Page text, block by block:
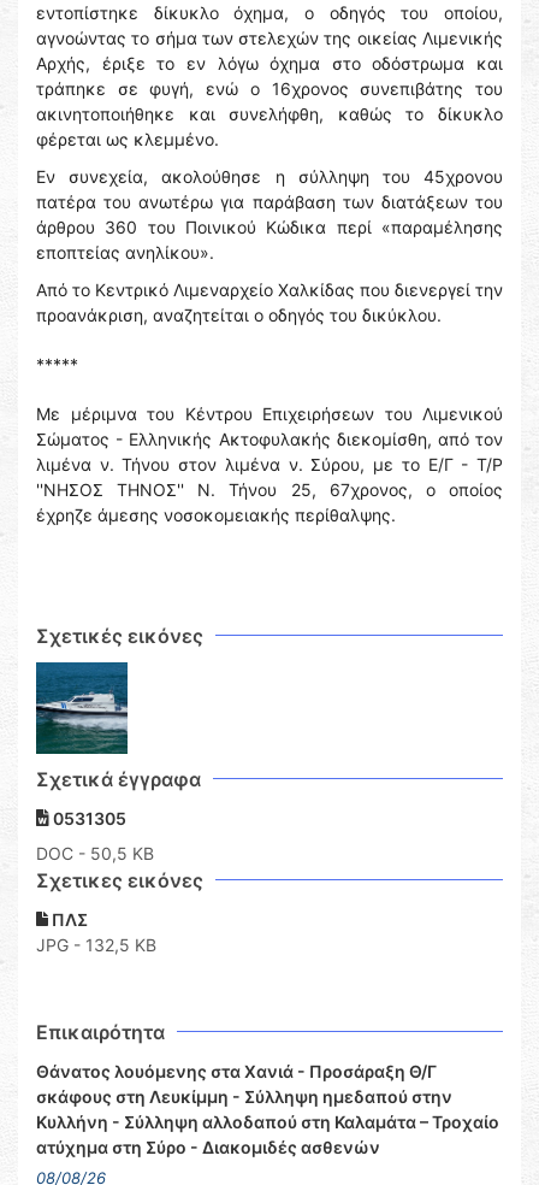
εντοπίστηκε δίκυκλο όχημα, ο οδηγός του οποίου,
αγνοώντας το σήμα των στελεχών της οικείας Λιμενικής
Αρχής, έριξε το εν λόγω όχημα στο οδόστρωμα και
τράπηκε σε φυγή, ενώ ο 16χρονος συνεπιβάτης του
ακινητοποιήθηκε και συνελήφθη, καθώς το δίκυκλο
φέρεται ως κλεμμένο.
Εν συνεχεία, ακολούθησε η σύλληψη του 45χρονου
πατέρα του ανωτέρω για παράβαση των διατάξεων του
άρθρου 360 του Ποινικού Κώδικα περί «παραμέλησης
εποπτείας ανηλίκου».
Από το Κεντρικό Λιμεναρχείο Χαλκίδας που διενεργεί την
προανάκριση, αναζητείται ο οδηγός του δικύκλου.
*****
Με μέριμνα του Κέντρου Επιχειρήσεων του Λιμενικού
Σώματος - Ελληνικής Ακτοφυλακής διεκομίσθη, από τον
λιμένα ν. Τήνου στον λιμένα ν. Σύρου, με το Ε/Γ - Τ/Ρ
''ΝΗΣΟΣ ΤΗΝΟΣ'' Ν. Τήνου 25, 67χρονος, ο οποίος
έχρηζε άμεσης νοσοκομειακής περίθαλψης.
Σχετικές εικόνες
Σχετικά έγγραφα
0531305
DOC - 50,5 KB
Σχετικες εικόνες
ΠΛΣ
JPG - 132,5 KB
Επικαιρότητα
Θάνατος λουόμενης στα Χανιά - Προσάραξη Θ/Γ
σκάφους στη Λευκίμμη - Σύλληψη ημεδαπού στην
Κυλλήνη - Σύλληψη αλλοδαπού στη Καλαμάτα – Τροχαίο
ατύχημα στη Σύρο - Διακομιδές ασθενών
08/08/26